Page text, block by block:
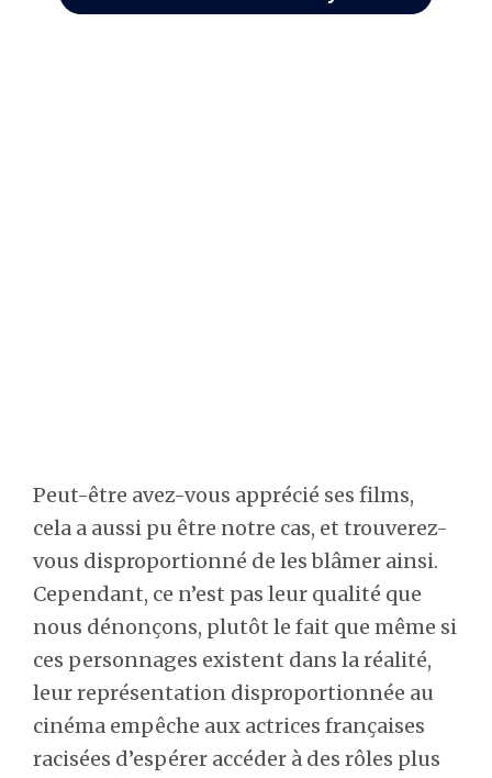
Peut-être avez-vous apprécié ses films,
cela a aussi pu être notre cas, et trouverez-
vous disproportionné de les blâmer ainsi.
Cependant, ce n’est pas leur qualité que
nous dénonçons, plutôt le fait que même si
ces personnages existent dans la réalité,
leur représentation disproportionnée au
cinéma empêche aux actrices françaises
racisées d’espérer accéder à des rôles plus